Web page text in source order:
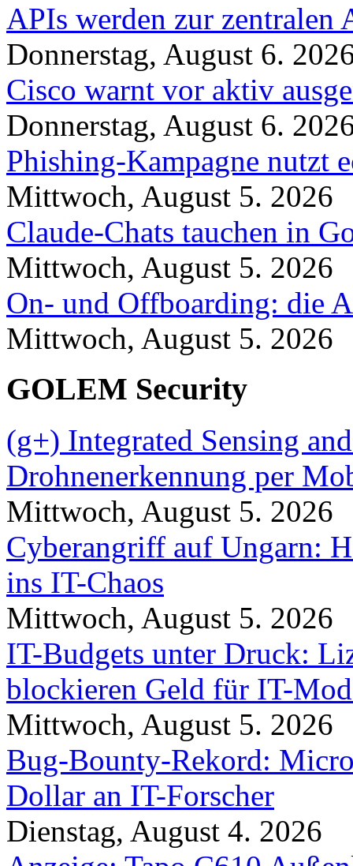
APIs werden zur
Donnerstag, August 6.
Cisco warnt vor aktiv
Donnerstag, August 6.
Phishing-Kampagne nutzt
Mittwoch, August 5. 2026
Claude-Chats tauchen in
Mittwoch, August 5. 2026
On- und Offboarding: die
Mittwoch, August 5. 2026
GOLEM Security
(g+) Integrated Sensing
Drohnenerkennung per
Mittwoch, August 5. 2026
Cyberangriff auf Ungarn:
ins IT-Chaos
Mittwoch, August 5. 2026
IT-Budgets unter Druck:
blockieren Geld für IT-
Mittwoch, August 5. 2026
Bug-Bounty-Rekord:
Dollar an IT-Forscher
Dienstag, August 4. 2026